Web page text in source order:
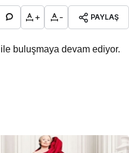
+ - PAYLAŞ
buluşmaya devam ediyor.